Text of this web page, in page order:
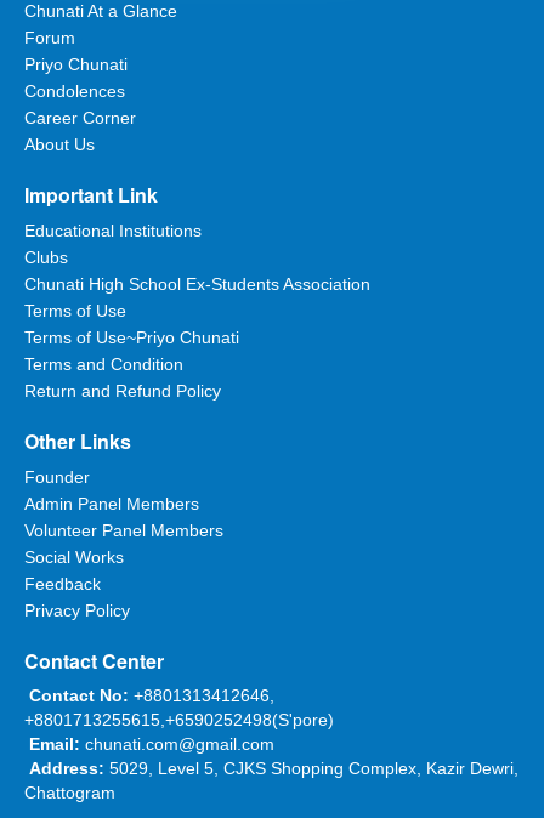
Chunati At a Glance
Forum
Priyo Chunati
Condolences
Career Corner
About Us
Important Link
Educational Institutions
Clubs
Chunati High School Ex-Students Association
Terms of Use
Terms of Use~Priyo Chunati
Terms and Condition
Return and Refund Policy
Other Links
Founder
Admin Panel Members
Volunteer Panel Members
Social Works
Feedback
Privacy Policy
Contact Center
Contact No: +8801313412646,
+8801713255615,+6590252498(S'pore)
Email: chunati.com@gmail.com
Address: 5029, Level 5, CJKS Shopping Complex, Kazir Dewri,
Chattogram